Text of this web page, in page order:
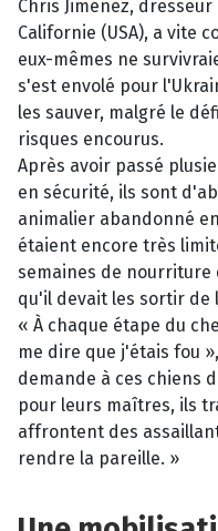
Chris Jimenez,
Californie (USA), a vite
eux-mêmes ne
s'est envolé pour
les sauver, malgré le
risques encourus.
Après avoir passé
en sécurité, ils sont
animalier abandonné
étaient encore très
semaines de nourriture
qu'il devait les sortir de
« À chaque étape du
me dire que j'étais fou
demande à ces chiens
pour leurs maîtres, ils
affrontent des
rendre la pareille. »